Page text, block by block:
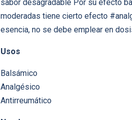
sabor desagradable Por su efecto
moderadas tiene cierto efecto
esencia, no se debe emplear en
Usos
Balsámico
Analgésico
Antirreumático